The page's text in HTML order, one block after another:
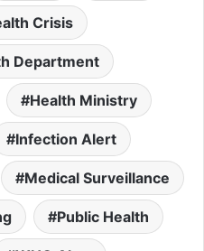
Crisis
Department
Health Ministry
Infection Alert
Medical Surveillance
Public Health